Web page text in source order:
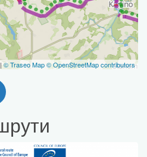
| © Traseo Map© OpenStreetMap contributors